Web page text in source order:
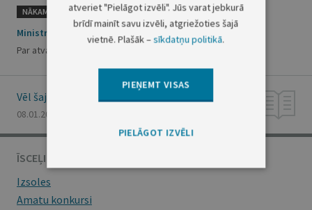
NĀKAMAIS
Ministru prezidenta rīkojums Nr.8
Par atvaļinājuma piešķiršanu R.Zīlem
Vēl šajā numurā
08.01.2000., Nr. 6
ĪSCEĻI
Izsoles
Amatu konkursi
atveriet "Pielāgot izvēli". Jūs varat jebkurā
brīdī mainīt savu izvēli, atgriežoties šajā
vietnē. Plašāk –sīkdatņu politikā.
PIEŅEMT VISAS
PIELĀGOT IZVĒLI